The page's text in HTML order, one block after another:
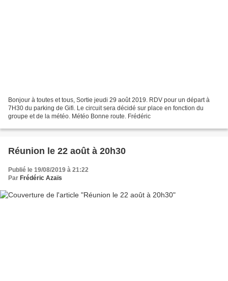
Bonjour à toutes et tous, Sortie jeudi 29 août 2019. RDV pour un départ à
7H30 du parking de Gifi. Le circuit sera décidé sur place en fonction du
groupe et de la météo. Météo Bonne route. Frédéric
Réunion le 22 août à 20h30
Publié le 19/08/2019 à 21:22
Par Frédéric Azaïs